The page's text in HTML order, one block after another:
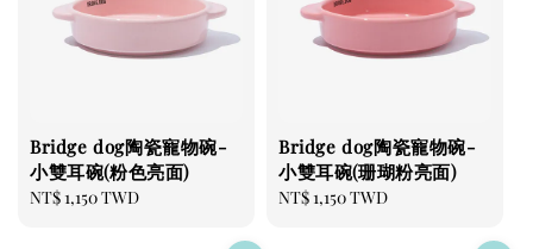
Bridge dog陶瓷寵物碗-
小雙耳碗(粉色亮面)
Regular
NT$ 1,150 TWD
Bridge dog陶瓷寵物碗-
小雙耳碗(珊瑚粉亮面)
Regular
NT$ 1,150 TWD